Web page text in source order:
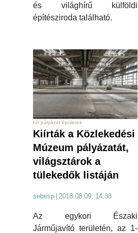
és világhírű külföldi
építésziroda található.
hír pályázat épületek
Kiírták a Közlekedési
Múzeum pályázatát,
világsztárok a
tülekedők listáján
sebesp 2018.08.09. 14:38
Az egykori Északi
Járműjavító területén, az 1-